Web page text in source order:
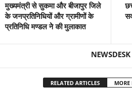
मुख्यमंत्री से सुकमा और बीजापुर जिले
के जनप्रतिनिधियों और ग्रामीणों के
प्रतिनिधि मण्डल नेे की मुलाकात
NEWSDESK
RELATED ARTICLES MORE